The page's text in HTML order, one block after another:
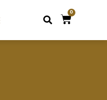
0